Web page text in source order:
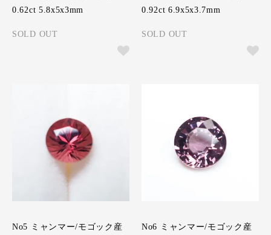
0.62ct 5.8x5x3mm
SOLD OUT
0.92ct 6.9x5x3.7mm
SOLD OUT
No5 ミャンマー/モゴック産
No6 ミャンマー/モゴック産